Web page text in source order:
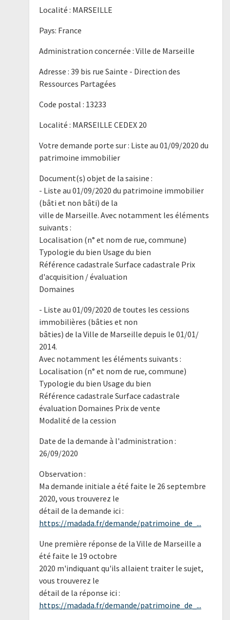
Localité : MARSEILLE
Pays: France
Administration concernée : Ville de Marseille
Adresse : 39 bis rue Sainte - Direction des
Ressources Partagées
Code postal : 13233
Localité : MARSEILLE CEDEX 20
Votre demande porte sur : Liste au 01/09/2020 du
patrimoine immobilier
Document(s) objet de la saisine :
- Liste au 01/09/2020 du patrimoine immobilier
(bâti et non bâti) de la
ville de Marseille. Avec notamment les éléments
suivants :
Localisation (n° et nom de rue, commune)
Typologie du bien Usage du bien
Référence cadastrale Surface cadastrale Prix
d'acquisition / évaluation
Domaines
- Liste au 01/09/2020 de toutes les cessions
immobilières (bâties et non
bâties) de la Ville de Marseille depuis le 01/01/
2014.
Avec notamment les éléments suivants :
Localisation (n° et nom de rue, commune)
Typologie du bien Usage du bien
Référence cadastrale Surface cadastrale
évaluation Domaines Prix de vente
Modalité de la cession
Date de la demande à l'administration :
26/09/2020
Observation :
Ma demande initiale a été faite le 26 septembre
2020, vous trouverez le
détail de la demande ici :
https://madada.fr/demande/patrimoine_de_...
Une première réponse de la Ville de Marseille a
été faite le 19 octobre
2020 m'indiquant qu'ils allaient traiter le sujet,
vous trouverez le
détail de la réponse ici :
https://madada.fr/demande/patrimoine_de_...